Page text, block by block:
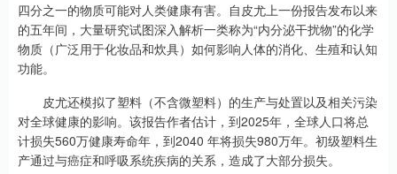
四分之一的物质可能对人类健康有害。自皮尤上一份报告发布以来
的五年间，大量研究试图深入解析一类称为“内分泌干扰物”的化学
物质（广泛用于化妆品和炊具）如何影响人体的消化、生殖和认知
功能。
皮尤还模拟了塑料（不含微塑料）的生产与处置以及相关污染
对全球健康的影响。该报告作者估计，到2025年，全球人口将总
计损失560万健康寿命年，到2040 年将损失980万年。初级塑料生
产通过与癌症和呼吸系统疾病的关系，造成了大部分损失。